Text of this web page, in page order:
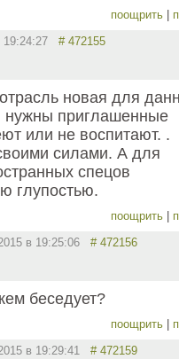
поощрить
19:24:27 # 472155
новая для
нужны приглашенные
или не воспитают. .
силами. А для
спецов
глупостью.
поощрить
в 19:25:06 # 472156
беседует?
поощрить
в 19:29:41 # 472159